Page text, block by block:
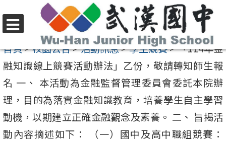
至
要
內
容
區
選
單
首頁>校園公告>活動訊息>學生競賽>「114年金
融知識線上競賽活動辦法」乙份，敬請轉知師生報
名 一、 本活動為金融監督管理委員會委託本院辦
理，目的為落實金融知識教育，培養學生自主學習
動機，以期建立正確金融觀念及素養。 二、 旨揭活
動內容摘述如下： （一）國中及高中職組競賽：